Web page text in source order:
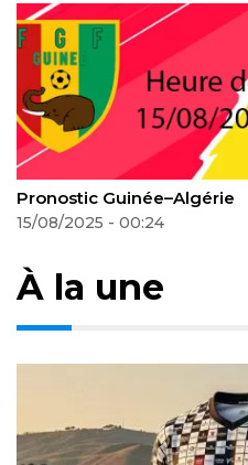
Pronostic Afrique du
18/08/2025 - 09:54
À la une